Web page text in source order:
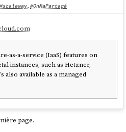
#scaleway, #OnMaPartagé
as-a-service (IaaS) features on
instances, such as Hetzner,
also available as a managed
page.